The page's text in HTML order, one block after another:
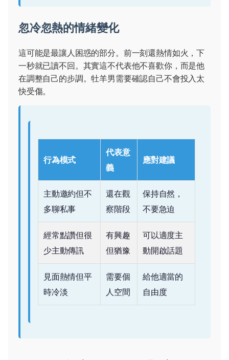
忽冷忽熱的情緒變化
這可能是最讓人困惑的部分。前一刻還熱情如火，下
一秒就已讀不回。其實這不代表他不喜歡你，而是他
在調整自己的步調。牡羊男需要確認自己不會投入太
快受傷。
行為模式
代表意
義
應對建議
主動邀約但不
多聊私事
還在觀
察階段
保持自然，
不要急迫
經常點讚但很
少主動傳訊
有興趣
但猶豫
可以適度主
動開啟話題
見面熱情但平
時冷淡
需要個
人空間
給他適當的
自由度